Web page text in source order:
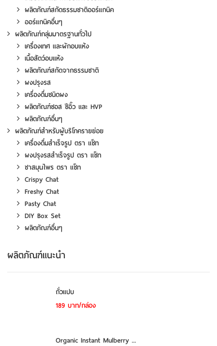
ผลิตภัณฑ์สกัดธรรมชาติออร์แกนิค
ออร์แกนิคอื่นๆ
ผลิตภัณฑ์กลุ่มมาตรฐานทั่วไป
เครื่องเทศ และผักอบแห้ง
เนื้อสัตว์อบแห้ง
ผลิตภัณฑ์สกัดจากธรรมชาติ
ผงปรุงรส
เครื่องดื่มชนิดผง
ผลิตภัณฑ์ซอส ซีอิ๊ว และ HVP
ผลิตภัณฑ์อื่นๆ
ผลิตภัณฑ์สำหรับผู้บริโภครายย่อย
เครื่องดื่มสำเร็จรูป ตรา แช็ท
ผงปรุงรสสำเร็จรูป ตรา แช็ท
ชาสมุนไพร ตรา แช็ท
Crispy Chat
Freshy Chat
Pasty Chat
DIY Box Set
ผลิตภัณฑ์อื่นๆ
ผลิตภัณฑ์แนะนำ
ถั่วแปบ
189 บาท/กล่อง
Organic Instant Mulberry ...